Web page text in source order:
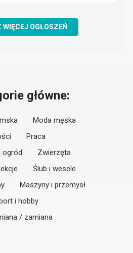
WIĘCEJ OGŁOSZEŃ
główne:
Moda męska
Praca
ogród
Zwierzęta
Ślub i wesele
Maszyny i przemysł
i hobby
/ zamiana